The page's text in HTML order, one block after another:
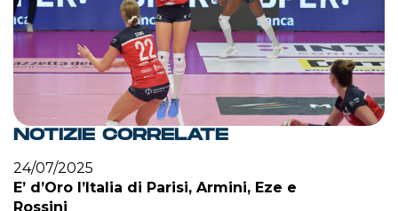
NOTIZIE CORRELATE
24/07/2025
E’ d’Oro l’Italia di Parisi, Armini, Eze e
Rossini